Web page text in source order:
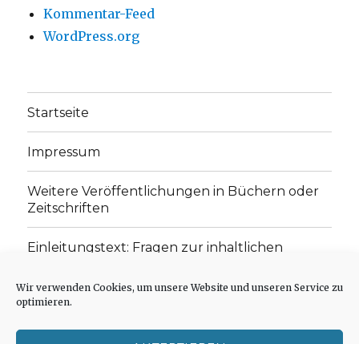
Wir verwenden Cookies, um unsere Website und unseren Service zu
optimieren.
Kommentar-Feed
WordPress.org
Startseite
Impressum
Weitere Veröffentlichungen in Büchern oder
Zeitschriften
Einleitungstext: Fragen zur inhaltlichen
„schwachen Glaubens“